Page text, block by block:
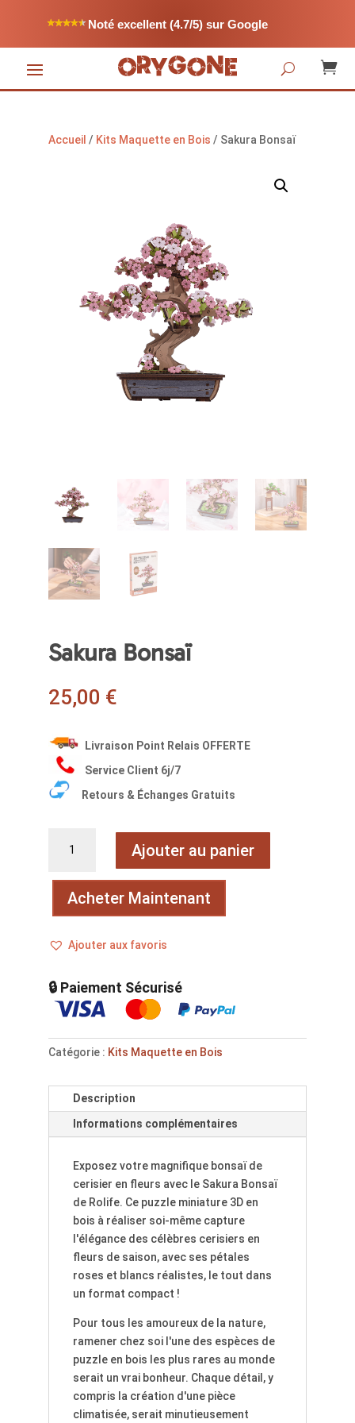
Noté excellent (4.7/5) sur Google

Accueil / Kits Maquette en Bois / Sakura Bonsaï
Sakura Bonsaï
25,00 €
Livraison Point Relais OFFERTE
Service Client 6j/7
Retours & Échanges Gratuits
Bonsaï
Ajouter au panier
Acheter Maintenant
Ajouter aux favoris
🔒 Paiement Sécurisé
Catégorie : Kits Maquette en Bois
Description
Informations complémentaires
Exposez votre magnifique bonsaï de
cerisier en fleurs avec le Sakura Bonsaï
de Rolife. Ce puzzle miniature 3D en
bois à réaliser soi-même capture
l'élégance des célèbres cerisiers en
fleurs de saison, avec ses pétales
roses et blancs réalistes, le tout dans
un format compact !
Pour tous les amoureux de la nature,
ramener chez soi l'une des espèces de
puzzle en bois les plus rares au monde
serait un vrai bonheur. Chaque détail, y
compris la création d'une pièce
climatisée, serait minutieusement